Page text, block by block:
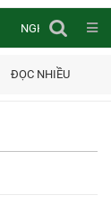
NGHIÊN CỨU
ĐỌC NHIỀU